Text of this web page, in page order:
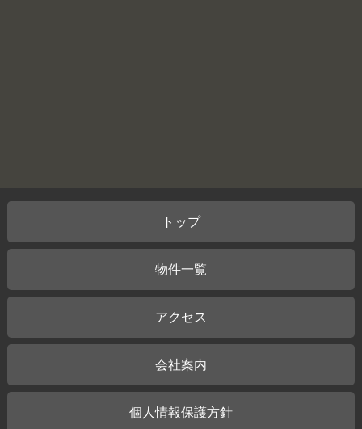
トップ
物件一覧
アクセス
会社案内
個人情報保護方針